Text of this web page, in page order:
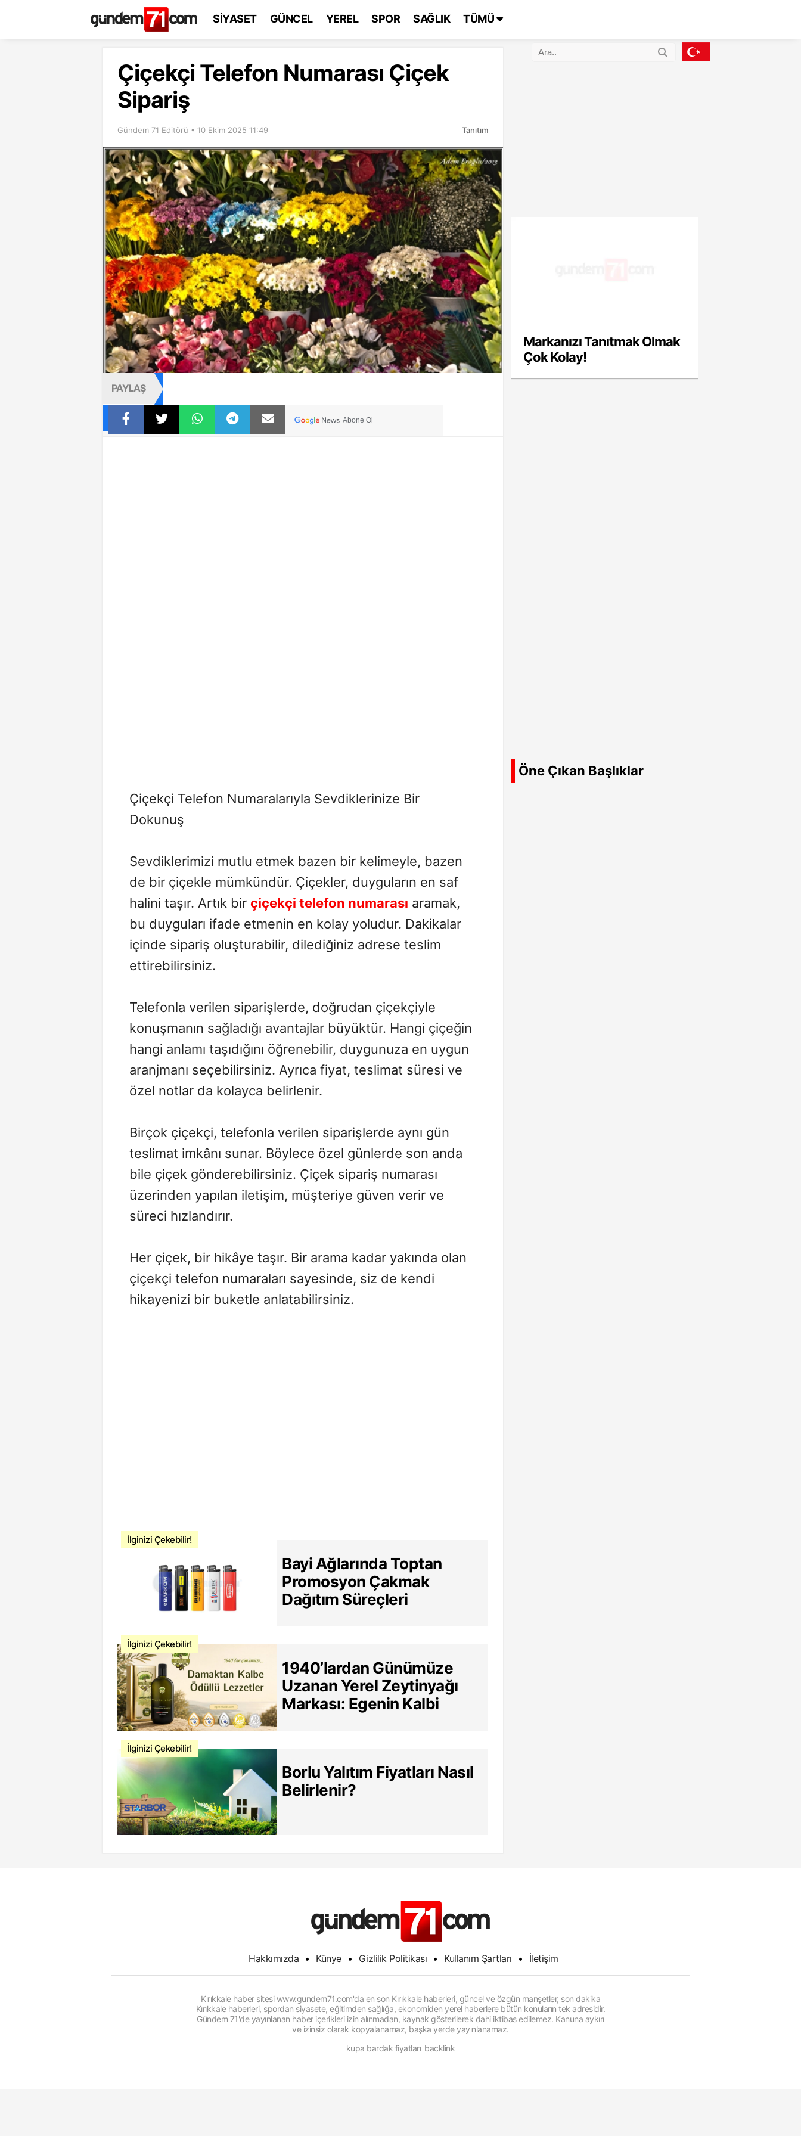
SİYASET GÜNCEL YEREL SPOR SAĞLIK TÜMÜ
Çiçekçi Telefon Numarası Çiçek
Sipariş
Gündem 71 Editörü • 10 Ekim 2025 11:49 Tanıtım
PAYLAŞ
Abone Ol
Çiçekçi Telefon Numaralarıyla Sevdiklerinize Bir
Dokunuş
Sevdiklerimizi mutlu etmek bazen bir kelimeyle, bazen
de bir çiçekle mümkündür. Çiçekler, duyguların en saf
halini taşır. Artık bir çiçekçi telefon numarası aramak,
bu duyguları ifade etmenin en kolay yoludur. Dakikalar
içinde sipariş oluşturabilir, dilediğiniz adrese teslim
ettirebilirsiniz.
Telefonla verilen siparişlerde, doğrudan çiçekçiyle
konuşmanın sağladığı avantajlar büyüktür. Hangi çiçeğin
hangi anlamı taşıdığını öğrenebilir, duygunuza en uygun
aranjmanı seçebilirsiniz. Ayrıca fiyat, teslimat süresi ve
özel notlar da kolayca belirlenir.
Birçok çiçekçi, telefonla verilen siparişlerde aynı gün
teslimat imkânı sunar. Böylece özel günlerde son anda
bile çiçek gönderebilirsiniz. Çiçek sipariş numarası
üzerinden yapılan iletişim, müşteriye güven verir ve
süreci hızlandırır.
Her çiçek, bir hikâye taşır. Bir arama kadar yakında olan
çiçekçi telefon numaraları sayesinde, siz de kendi
hikayenizi bir buketle anlatabilirsiniz.
İlginizi Çekebilir!
Bayi Ağlarında Toptan
Promosyon Çakmak
Dağıtım Süreçleri
İlginizi Çekebilir!
1940’lardan Günümüze
Uzanan Yerel Zeytinyağı
Markası: Egenin Kalbi
İlginizi Çekebilir!
Borlu Yalıtım Fiyatları Nasıl
Belirlenir?
Markanızı Tanıtmak Olmak
Çok Kolay!
Öne Çıkan Başlıklar
Hakkımızda • Künye • Gizlilik Politikası • Kullanım Şartları • İletişim
Kırıkkale haber sitesi www.gundem71.com'da en son Kırıkkale haberleri, güncel ve özgün manşetler, son dakika
Kırıkkale haberleri, spordan siyasete, eğitimden sağlığa, ekonomiden yerel haberlere bütün konuların tek adresidir.
Gündem 71'de yayınlanan haber içerikleri izin alınmadan, kaynak gösterilerek dahi iktibas edilemez. Kanuna aykırı
ve izinsiz olarak kopyalanamaz, başka yerde yayınlanamaz.
kupa bardak fiyatları backlink